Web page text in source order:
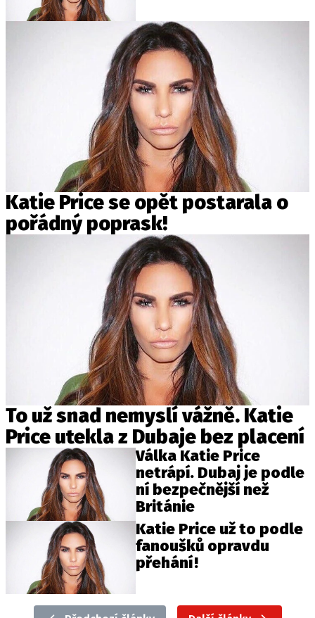
Katie Price se opět postarala o
pořádný poprask!
To už snad nemyslí vážně. Katie
Price utekla z Dubaje bez placení
Válka Katie Price
netrápí. Dubaj je podle
ní bezpečnější než
Británie
Katie Price už to podle
fanoušků opravdu
přehání!